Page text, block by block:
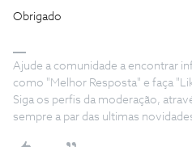
Obrigado
Ajude a comunidade a encontrar
como "Melhor Resposta" e faça
Siga os perfis da moderação,
sempre a par das ultimas